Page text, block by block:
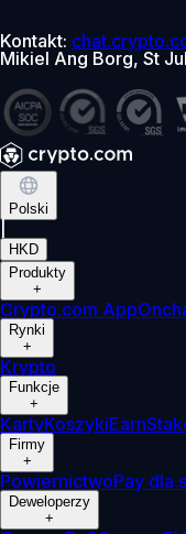
Kontakt:
Mikiel Ang Borg, St
Polski
HKD
Produkty
+
Crypto.com App
Rynki
+
Krypto
Funkcje
+
KartyKoszykiEarn
Firmy
+
PowiernictwoPay dla
Deweloperzy
+